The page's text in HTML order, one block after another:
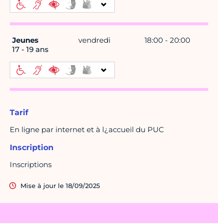
Jeunes
17 - 19 ans
vendredi 18:00 - 20:00
Tarif
En ligne par internet et à l¿accueil du PUC
Inscription
Inscriptions
Mise à jour le 18/09/2025